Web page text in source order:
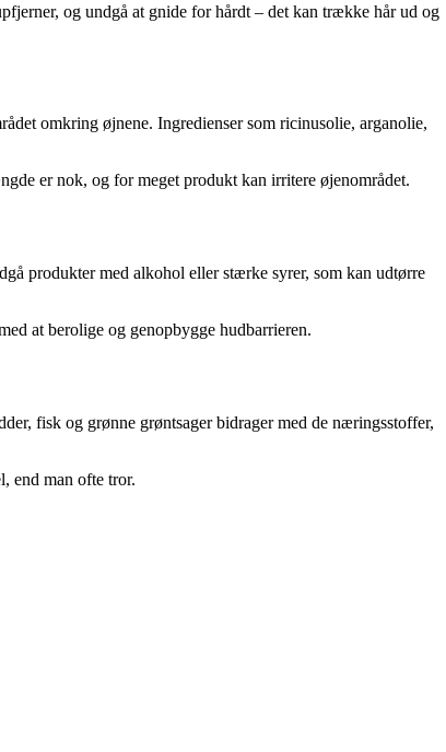
og undgå at gnide for hårdt – det kan trække hår ud og
omkring øjnene. Ingredienser som ricinusolie, arganolie,
er nok, og for meget produkt kan irritere øjenområdet.
produkter med alkohol eller stærke syrer, som kan udtørre
at berolige og genopbygge hudbarrieren.
fisk og grønne grøntsager bidrager med de næringsstoffer,
end man ofte tror.